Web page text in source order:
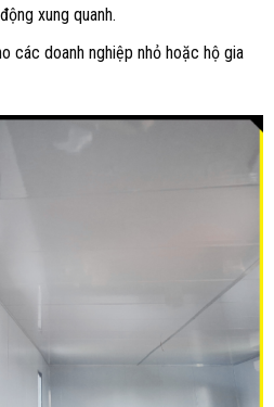
xung quanh.
các doanh nghiệp nhỏ hoặc hộ gia